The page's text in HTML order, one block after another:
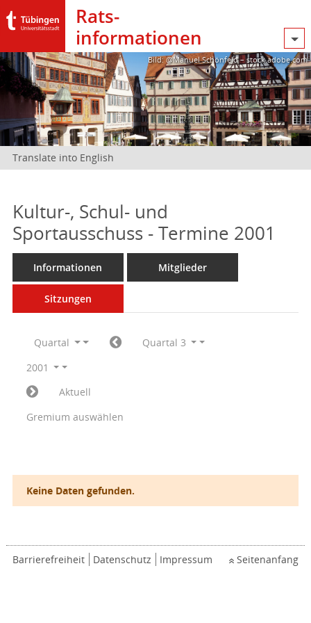
Rats­
informationen
Bild: @Manuel Schönfeld – stock.adobe.com
Translate into English
Kultur-, Schul- und
Sportausschuss - Termine 2001
Informationen Mitglieder
Sitzungen
Quartal
Quartal 3
2001
Aktuell
Gremium auswählen
Keine Daten gefunden.
Barrierefreiheit Datenschutz Impressum Seitenanfang